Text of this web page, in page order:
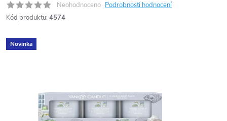
Neohodnoceno Podrobnosti hodnocení
Kód produktu: 4574
Novinka